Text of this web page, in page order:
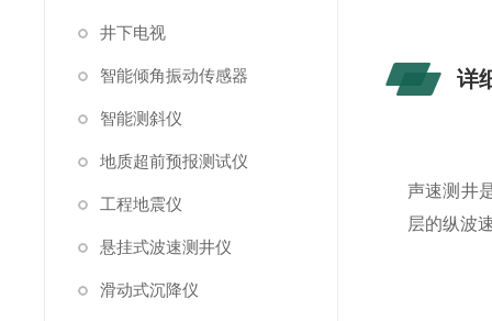
井下电视
智能倾角振动传感器
智能测斜仪
地质超前预报测试仪
工程地震仪
悬挂式波速测井仪
滑动式沉降仪
详
声速测井
层的纵波